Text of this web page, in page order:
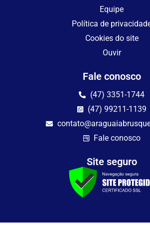
Equipe
Política de
Cookies do site
Ouvir
Fale conosco
(47) 3351-1744
(47) 99211-1139
Fale conosco
Site seguro